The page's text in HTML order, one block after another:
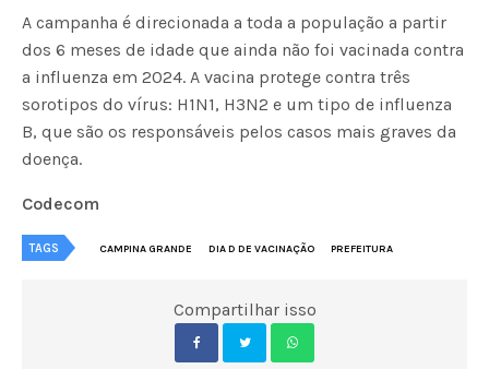
A campanha é direcionada a toda a população a partir
dos 6 meses de idade que ainda não foi vacinada contra
a influenza em 2024. A vacina protege contra três
sorotipos do vírus: H1N1, H3N2 e um tipo de influenza
B, que são os responsáveis pelos casos mais graves da
doença.
Codecom
TAGS CAMPINA GRANDE DIA D DE VACINAÇÃO PREFEITURA
Compartilhar isso